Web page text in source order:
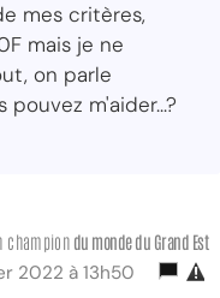
mes critères,
mais je ne
on parle
m'aider...?
champion du monde du Grand Est
2022 à 13h50